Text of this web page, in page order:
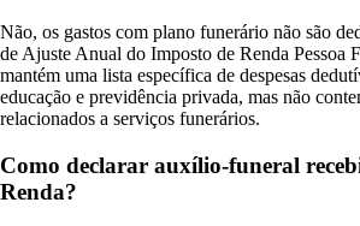
Não, os gastos com plano funerário não são
de Ajuste Anual do Imposto de Renda Pessoa
mantém uma lista específica de despesas
educação e previdência privada, mas não
relacionados a serviços funerários.
Como declarar auxílio-funeral
Renda?